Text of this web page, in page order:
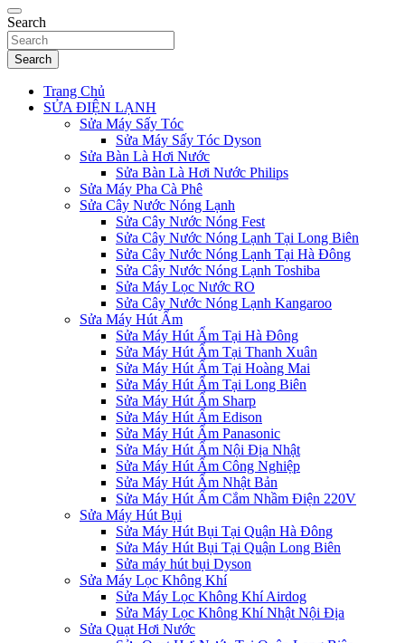
Search
Search
Trang Chủ
SỬA ĐIỆN LẠNH
Sửa Máy Sấy Tóc
Sửa Máy Sấy Tóc Dyson
Sửa Bàn Là Hơi Nước
Sửa Bàn Là Hơi Nước Philips
Sửa Máy Pha Cà Phê
Sửa Cây Nước Nóng Lạnh
Sửa Cây Nước Nóng Fest
Sửa Cây Nước Nóng Lạnh Tại Long Biên
Sửa Cây Nước Nóng Lạnh Tại Hà Đông
Sửa Cây Nước Nóng Lạnh Toshiba
Sửa Máy Lọc Nước RO
Sửa Cây Nước Nóng Lạnh Kangaroo
Sửa Máy Hút Ẩm
Sửa Máy Hút Ẩm Tại Hà Đông
Sửa Máy Hút Ẩm Tại Thanh Xuân
Sửa Máy Hút Ẩm Tại Hoàng Mai
Sửa Máy Hút Ẩm Tại Long Biên
Sửa Máy Hút Ẩm Sharp
Sửa Máy Hút Ẩm Edison
Sửa Máy Hút Ẩm Panasonic
Sửa Máy Hút Ẩm Nội Địa Nhật
Sửa Máy Hút Ẩm Công Nghiệp
Sửa Máy Hút Ẩm Nhật Bản
Sửa Máy Hút Ẩm Cắm Nhầm Điện 220V
Sửa Máy Hút Bụi
Sửa Máy Hút Bụi Tại Quận Hà Đông
Sửa Máy Hút Bụi Tại Quận Long Biên
Sửa máy hút bụi Dyson
Sửa Máy Lọc Không Khí
Sửa Máy Lọc Không Khí Airdog
Sửa Máy Lọc Không Khí Nhật Nội Địa
Sửa Quạt Hơi Nước